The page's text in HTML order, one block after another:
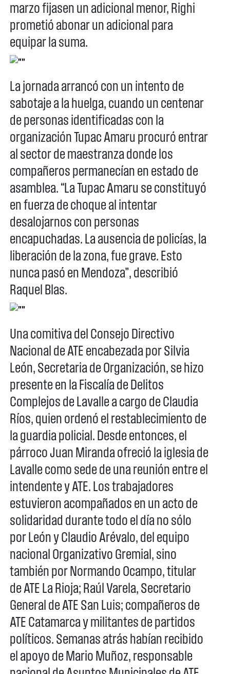
marzo fijasen un adicional menor, Righi
prometió abonar un adicional para
equipar la suma.
La jornada arrancó con un intento de
sabotaje a la huelga, cuando un centenar
de personas identificadas con la
organización Tupac Amaru procuró entrar
al sector de maestranza donde los
compañeros permanecían en estado de
asamblea. “La Tupac Amaru se constituyó
en fuerza de choque al intentar
desalojarnos con personas
encapuchadas. La ausencia de policías, la
liberación de la zona, fue grave. Esto
nunca pasó en Mendoza”, describió
Raquel Blas.
Una comitiva del Consejo Directivo
Nacional de ATE encabezada por Silvia
León, Secretaria de Organización, se hizo
presente en la Fiscalía de Delitos
Complejos de Lavalle a cargo de Claudia
Ríos, quien ordenó el restablecimiento de
la guardia policial. Desde entonces, el
párroco Juan Miranda ofreció la iglesia de
Lavalle como sede de una reunión entre el
intendente y ATE. Los trabajadores
estuvieron acompañados en un acto de
solidaridad durante todo el día no sólo
por León y Claudio Arévalo, del equipo
nacional Organizativo Gremial, sino
también por Normando Ocampo, titular
de ATE La Rioja; Raúl Varela, Secretario
General de ATE San Luis; compañeros de
ATE Catamarca y militantes de partidos
políticos. Semanas atrás habían recibido
el apoyo de Mario Muñoz, responsable